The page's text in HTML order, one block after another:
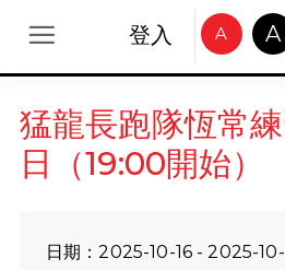
登入 A A
猛龍長跑隊恆常
日（19:00開始）
日期：2025-10-16 - 2025-10-